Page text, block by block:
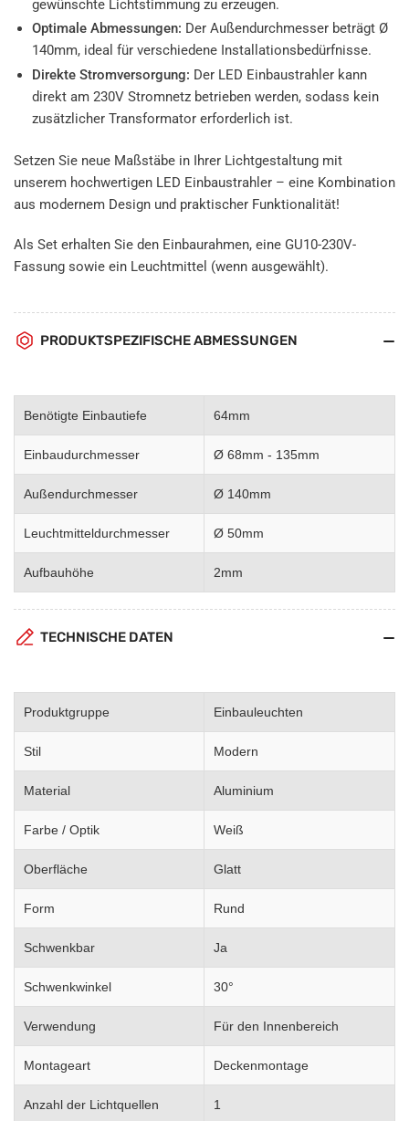
gewünschte Lichtstimmung zu erzeugen.
Optimale Abmessungen: Der Außendurchmesser beträgt Ø
140mm, ideal für verschiedene Installationsbedürfnisse.
Direkte Stromversorgung: Der LED Einbaustrahler kann
direkt am 230V Stromnetz betrieben werden, sodass kein
zusätzlicher Transformator erforderlich ist.
Setzen Sie neue Maßstäbe in Ihrer Lichtgestaltung mit
unserem hochwertigen LED Einbaustrahler – eine Kombination
aus modernem Design und praktischer Funktionalität!
Als Set erhalten Sie den Einbaurahmen, eine GU10-230V-
Fassung sowie ein Leuchtmittel (wenn ausgewählt).
PRODUKTSPEZIFISCHE ABMESSUNGEN
Benötigte Einbautiefe 64mm
Einbaudurchmesser Ø 68mm - 135mm
Außendurchmesser Ø 140mm
Leuchtmitteldurchmesser Ø 50mm
Aufbauhöhe 2mm
TECHNISCHE DATEN
Produktgruppe Einbauleuchten
Stil Modern
Material Aluminium
Farbe / Optik Weiß
Oberfläche Glatt
Form Rund
Schwenkbar Ja
Schwenkwinkel 30°
Verwendung Für den Innenbereich
Montageart Deckenmontage
Anzahl der Lichtquellen 1